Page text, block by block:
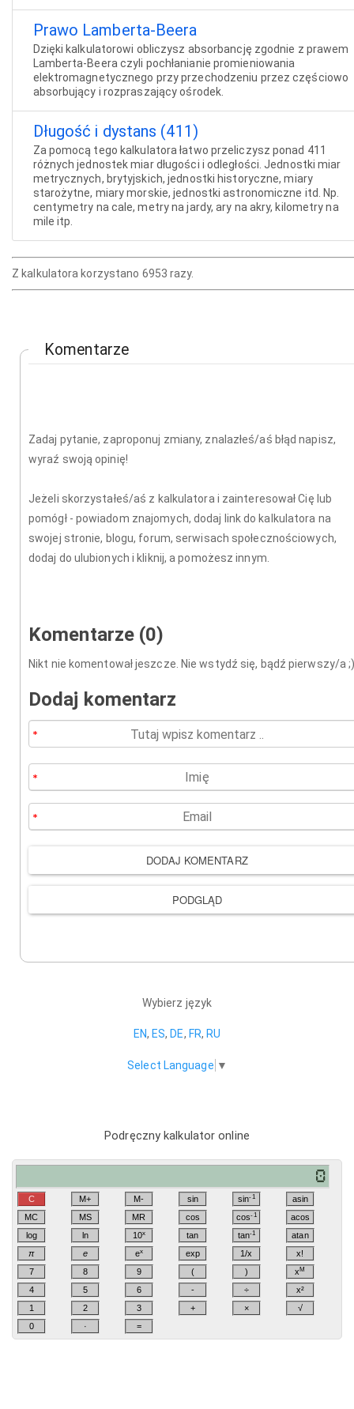
Prawo Lamberta-Beera
Dzięki kalkulatorowi obliczysz absorbancję zgodnie z prawem
Lamberta-Beera czyli pochłanianie promieniowania
elektromagnetycznego przy przechodzeniu przez częściowo
absorbujący i rozpraszający ośrodek.
Długość i dystans (411)
Za pomocą tego kalkulatora łatwo przeliczysz ponad 411
różnych jednostek miar długości i odległości. Jednostki miar
metrycznych, brytyjskich, jednostki historyczne, miary
starożytne, miary morskie, jednostki astronomiczne itd. Np.
centymetry na cale, metry na jardy, ary na akry, kilometry na
mile itp.
Z kalkulatora korzystano 6953 razy.
Komentarze
Zadaj pytanie, zaproponuj zmiany, znalazłeś/aś błąd napisz,
wyraź swoją opinię!
Jeżeli skorzystałeś/aś z kalkulatora i zainteresował Cię lub
pomógł - powiadom znajomych, dodaj link do kalkulatora na
swojej stronie, blogu, forum, serwisach społecznościowych,
dodaj do ulubionych i kliknij, a pomożesz innym.
Komentarze (0)
Nikt nie komentował jeszcze. Nie wstydź się, bądź pierwszy/a
Dodaj komentarz
Wybierz język
EN, ES, DE, FR, RU
Select Language ▼
Podręczny kalkulator online
C M+ M- sin sin-1
asin
MC
MS MR cos cos-1
acos
log
ln 10x tan tan-1
atan
π
e ex exp 1/x
x!
7
8 9 ( ) xM
4 5 6 - ÷
x²
1
2 3 + ×
√
0
· =